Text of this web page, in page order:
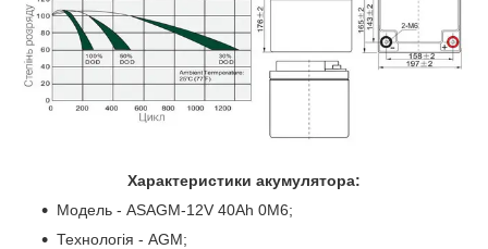
Характеристики акумулятора:
Модель - ASAGM-12V 40Ah 0M6;
Технологія - AGM;